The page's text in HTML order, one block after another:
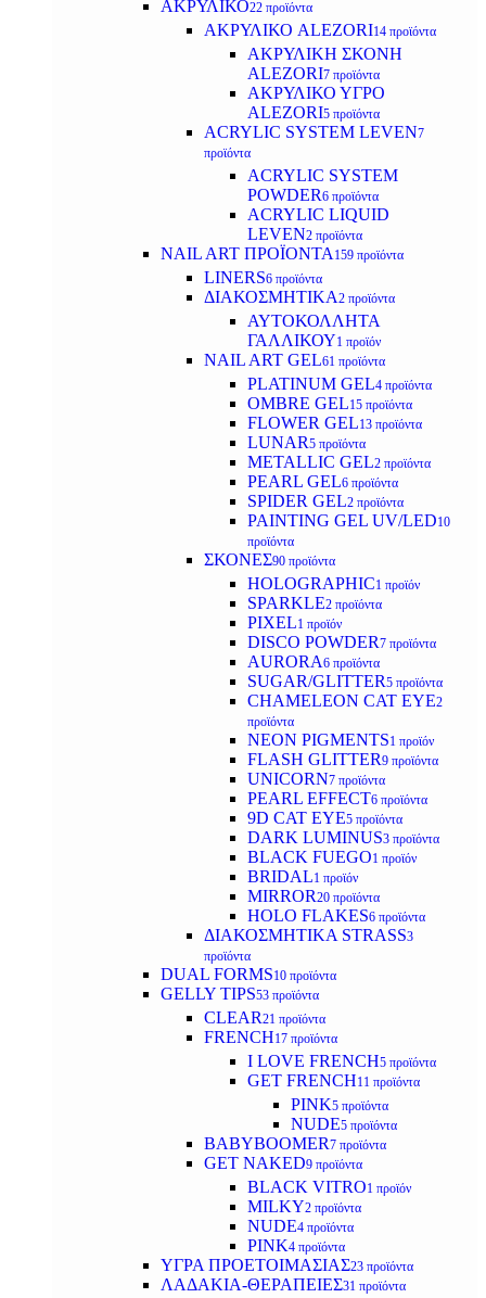
ΑΚΡΥΛΙΚΟ22 προϊόντα
ΑΚΡΥΛΙΚΟ ALEZORI14 προϊόντα
ΑΚΡΥΛΙΚΗ ΣΚΟΝΗ
ALEZORI7 προϊόντα
ΑΚΡΥΛΙΚΟ ΥΓΡΟ
ALEZORI5 προϊόντα
ACRYLIC SYSTEM LEVEN7
προϊόντα
ACRYLIC SYSTEM
POWDER6 προϊόντα
ACRYLIC LIQUID
LEVEN2 προϊόντα
NAIL ART ΠΡΟΪΟΝΤΑ 159 προϊόντα
LINERS6 προϊόντα
ΔΙΑΚΟΣΜΗΤΙΚΑ2 προϊόντα
ΑΥΤΟΚΟΛΛΗΤΑ
ΓΑΛΛΙΚΟΥ1 προϊόν
NAIL ART GEL61 προϊόντα
PLATINUM GEL4 προϊόντα
OMBRE GEL15 προϊόντα
FLOWER GEL13 προϊόντα
LUNAR5 προϊόντα
METALLIC GEL2 προϊόντα
PEARL GEL6 προϊόντα
SPIDER GEL2 προϊόντα
PAINTING GEL UV/LED10
προϊόντα
ΣΚΟΝΕΣ90 προϊόντα
HOLOGRAPHIC1 προϊόν
SPARKLE2 προϊόντα
PIXEL1 προϊόν
DISCO POWDER7 προϊόντα
AURORA6 προϊόντα
SUGAR/GLITTER5 προϊόντα
CHAMELEON CAT EYE2
προϊόντα
NEON PIGMENTS1 προϊόν
FLASH GLITTER9 προϊόντα
UNICORN7 προϊόντα
PEARL EFFECT6 προϊόντα
9D CAT EYE5 προϊόντα
DARK LUMINUS3 προϊόντα
BLACK FUEGO1 προϊόν
BRIDAL1 προϊόν
MIRROR20 προϊόντα
HOLO FLAKES6 προϊόντα
ΔΙΑΚΟΣΜΗΤΙΚΑ STRASS3
προϊόντα
DUAL FORMS10 προϊόντα
GELLY TIPS53 προϊόντα
CLEAR21 προϊόντα
FRENCH17 προϊόντα
I LOVE FRENCH5 προϊόντα
GET FRENCH11 προϊόντα
PINK5 προϊόντα
NUDE5 προϊόντα
BABYBOOMER7 προϊόντα
GET NAKED9 προϊόντα
BLACK VITRO1 προϊόν
MILKY2 προϊόντα
NUDE4 προϊόντα
PINK4 προϊόντα
ΥΓΡΑ ΠΡΟΕΤΟΙΜΑΣΙΑΣ23 προϊόντα
ΛΑΔΑΚΙΑ-ΘΕΡΑΠΕΙΕΣ31 προϊόντα